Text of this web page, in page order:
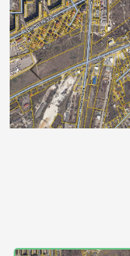
Previous